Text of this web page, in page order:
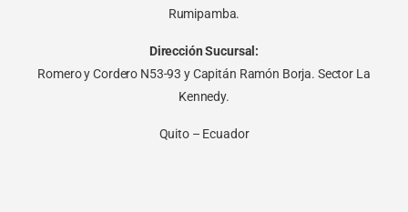
Rumipamba.
Dirección Sucursal:
Romero y Cordero N53-93 y Capitán Ramón Borja. Sector La
Kennedy.
Quito – Ecuador